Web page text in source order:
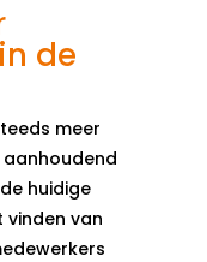
de
meer
huidige
van